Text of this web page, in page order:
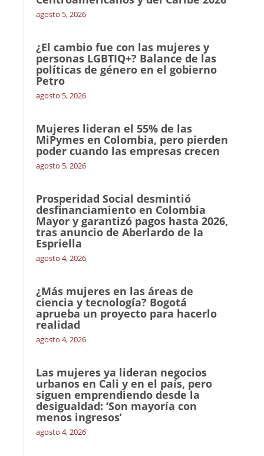
agosto 5, 2026
¿El cambio fue con las mujeres y
personas LGBTIQ+? Balance de las
políticas de género en el gobierno
Petro
agosto 5, 2026
Mujeres lideran el 55% de las
MiPymes en Colombia, pero pierden
poder cuando las empresas crecen
agosto 5, 2026
Prosperidad Social desmintió
desfinanciamiento en Colombia
Mayor y garantizó pagos hasta 2026,
tras anuncio de Aberlardo de la
Espriella
agosto 4, 2026
¿Más mujeres en las áreas de
ciencia y tecnología? Bogotá
aprueba un proyecto para hacerlo
realidad
agosto 4, 2026
Las mujeres ya lideran negocios
urbanos en Cali y en el país, pero
siguen emprendiendo desde la
desigualdad: ‘Son mayoría con
menos ingresos’
agosto 4, 2026